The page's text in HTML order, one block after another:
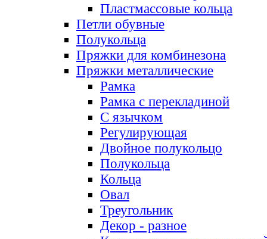
Пластмассовые кольца
Петли обувные
Полукольца
Пряжки для комбинезона
Пряжки металлические
Рамка
Рамка с перекладиной
С язычком
Регулирующая
Двойное полукольцо
Полукольца
Кольца
Овал
Треугольник
Декор - разное